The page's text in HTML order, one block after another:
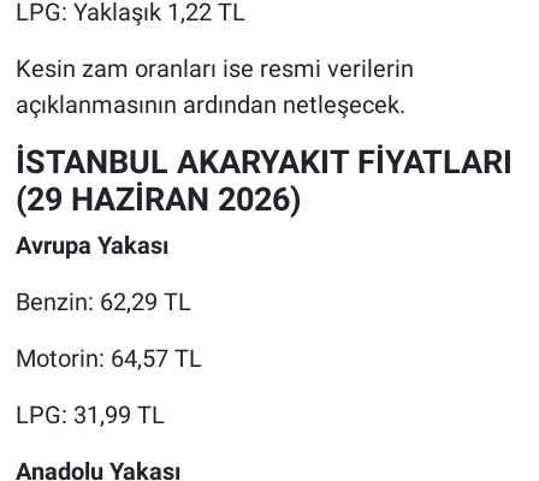
LPG: Yaklaşık 1,22 TL
Kesin zam oranları ise resmi verilerin
açıklanmasının ardından netleşecek.
İSTANBUL AKARYAKIT FİYATLARI
(29 HAZİRAN 2026)
Avrupa Yakası
Benzin: 62,29 TL
Motorin: 64,57 TL
LPG: 31,99 TL
Anadolu Yakası